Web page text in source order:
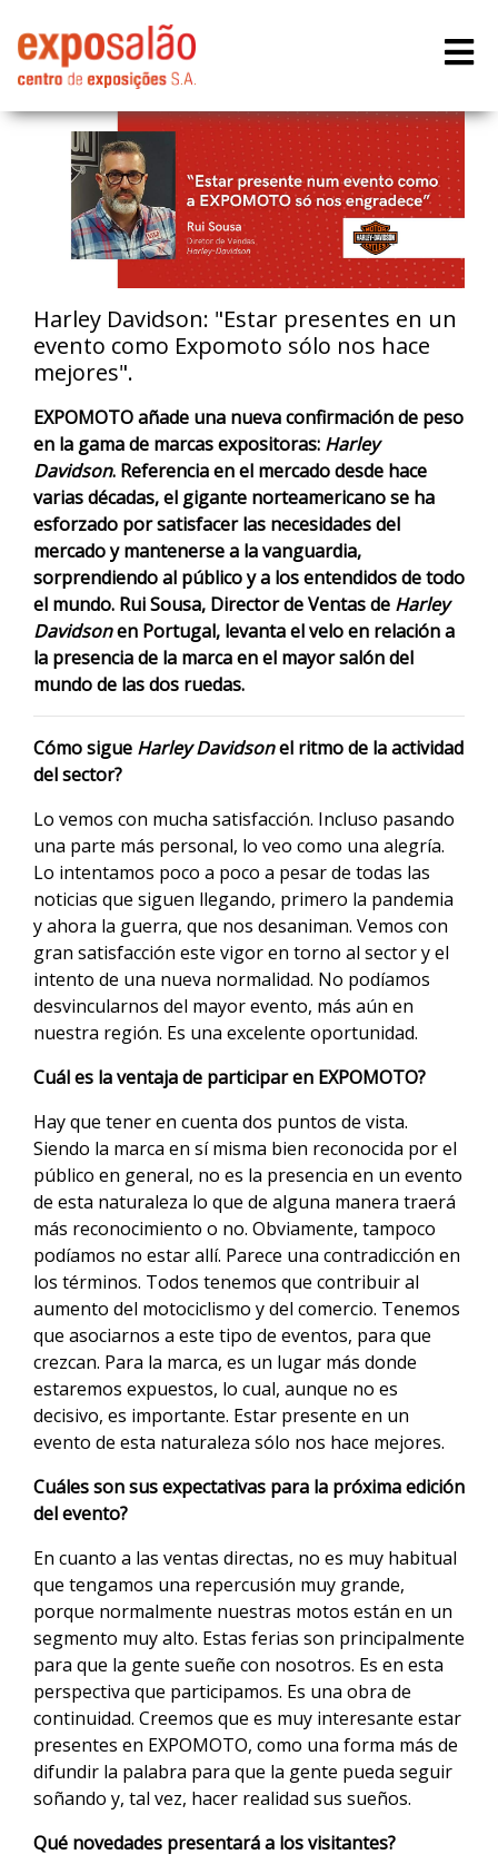
Harley Davidson: "Estar presentes en un
evento como Expomoto sólo nos hace
mejores".
EXPOMOTO añade una nueva confirmación de peso
en la gama de marcas expositoras: Harley
Davidson. Referencia en el mercado desde hace
varias décadas, el gigante norteamericano se ha
esforzado por satisfacer las necesidades del
mercado y mantenerse a la vanguardia,
sorprendiendo al público y a los entendidos de todo
el mundo. Rui Sousa, Director de Ventas de Harley
Davidsonen Portugal, levanta el velo en relación a
la presencia de la marca en el mayor salón del
mundo de las dos ruedas.
Cómo sigue Harley Davidsonel ritmo de la actividad
del sector?
Lo vemos con mucha satisfacción. Incluso pasando
una parte más personal, lo veo como una alegría.
Lo intentamos poco a poco a pesar de todas las
noticias que siguen llegando, primero la pandemia
y ahora la guerra, que nos desaniman. Vemos con
gran satisfacción este vigor en torno al sector y el
intento de una nueva normalidad. No podíamos
desvincularnos del mayor evento, más aún en
nuestra región. Es una excelente oportunidad.
Cuál es la ventaja de participar en EXPOMOTO?
Hay que tener en cuenta dos puntos de vista.
Siendo la marca en sí misma bien reconocida por el
público en general, no es la presencia en un evento
de esta naturaleza lo que de alguna manera traerá
más reconocimiento o no. Obviamente, tampoco
podíamos no estar allí. Parece una contradicción en
los términos. Todos tenemos que contribuir al
aumento del motociclismo y del comercio. Tenemos
que asociarnos a este tipo de eventos, para que
crezcan. Para la marca, es un lugar más donde
estaremos expuestos, lo cual, aunque no es
decisivo, es importante. Estar presente en un
evento de esta naturaleza sólo nos hace mejores.
Cuáles son sus expectativas para la próxima edición
del evento?
En cuanto a las ventas directas, no es muy habitual
que tengamos una repercusión muy grande,
porque normalmente nuestras motos están en un
segmento muy alto. Estas ferias son principalmente
para que la gente sueñe con nosotros. Es en esta
perspectiva que participamos. Es una obra de
continuidad. Creemos que es muy interesante estar
presentes en EXPOMOTO, como una forma más de
difundir la palabra para que la gente pueda seguir
soñando y, tal vez, hacer realidad sus sueños.
Qué novedades presentará a los visitantes?